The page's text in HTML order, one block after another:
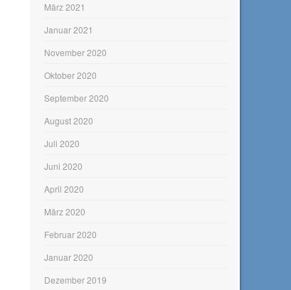
März 2021
Januar 2021
November 2020
Oktober 2020
September 2020
August 2020
Juli 2020
Juni 2020
April 2020
März 2020
Februar 2020
Januar 2020
Dezember 2019